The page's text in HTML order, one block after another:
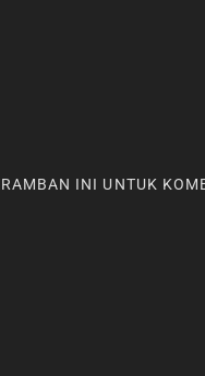
INI UNTUK